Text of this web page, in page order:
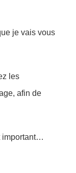
je vais vous
les
afin de
important…